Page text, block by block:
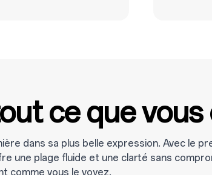
ce que vous
dans sa plus belle expression. Avec le
une plage fluide et une clarté sans
comme vous le voyez.